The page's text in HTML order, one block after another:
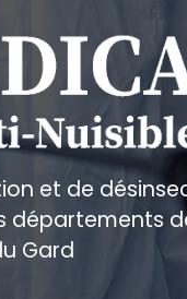
et de
départements
Gard